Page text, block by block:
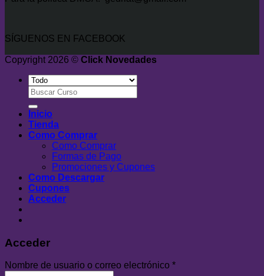
SÍGUENOS EN FACEBOOK
Copyright 2026 © Click Novedades
Buscar
por:
Inicio
Tienda
Como Comprar
Como Comprar
Formas de Pago
Promociones y Cupones
Como Descargar
Cupones
Acceder
Acceder
Nombre de usuario o correo electrónico *